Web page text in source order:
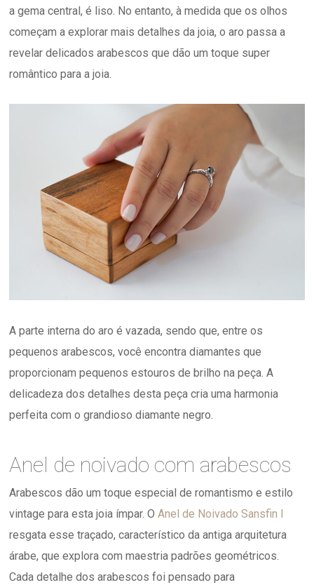
a gema central, é liso. No entanto, à medida que os olhos
começam a explorar mais detalhes da joia, o aro passa a
revelar delicados arabescos que dão um toque super
romântico para a joia.
A parte interna do aro é vazada, sendo que, entre os
pequenos arabescos, você encontra diamantes que
proporcionam pequenos estouros de brilho na peça. A
delicadeza dos detalhes desta peça cria uma harmonia
perfeita com o grandioso diamante negro.
Anel de noivado com arabescos
Arabescos dão um toque especial de romantismo e estilo
vintage para esta joia ímpar. OAnel de Noivado Sansfin I
resgata esse traçado, característico da antiga arquitetura
árabe, que explora com maestria padrões geométricos.
Cada detalhe dos arabescos foi pensado para